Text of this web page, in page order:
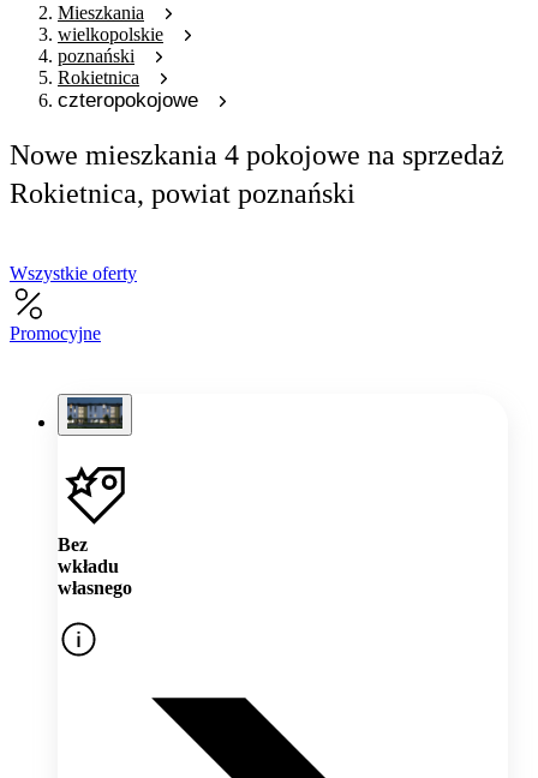
Mieszkania
wielkopolskie
poznański
Rokietnica
czteropokojowe
Nowe mieszkania 4 pokojowe na sprzedaż
Rokietnica, powiat poznański
Wszystkie oferty
Promocyjne
Bez
wkładu
własnego